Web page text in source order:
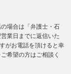
場合は「弁護士・石
業日までに返信いた
がお電話を頂けると幸
希望の方はご相談く